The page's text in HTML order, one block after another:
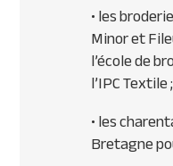
• les
Minor et
l’école de
l’IPCTextile ;
• les
Bretagne